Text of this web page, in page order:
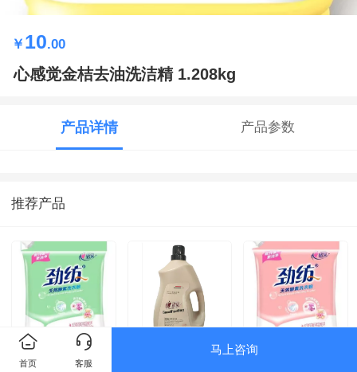
￥ 10.00
心感觉金桔去油洗洁精 1.208kg
产品详情 产品参数
推荐产品
劲纺洗衣粉
首页 客服
马上咨询